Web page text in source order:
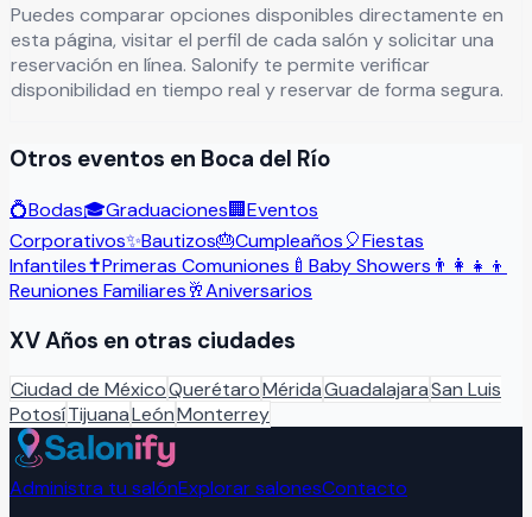
Puedes comparar opciones disponibles directamente en
esta página, visitar el perfil de cada salón y solicitar una
reservación en línea. Salonify te permite verificar
disponibilidad en tiempo real y reservar de forma segura.
Otros eventos en Boca del Río
💍Bodas🎓Graduaciones🏢Eventos
Corporativos✨Bautizos🎂Cumpleaños🎈Fiestas
Infantiles✝️Primeras Comuniones 🍼 Baby Showers 👨‍👩‍👧‍👦
Reuniones Familiares🥂Aniversarios
XV Años en otras ciudades
Ciudad de MéxicoQuerétaroMéridaGuadalajaraSan Luis
PotosíTijuanaLeónMonterrey
Administra tu salónExplorar salonesContacto